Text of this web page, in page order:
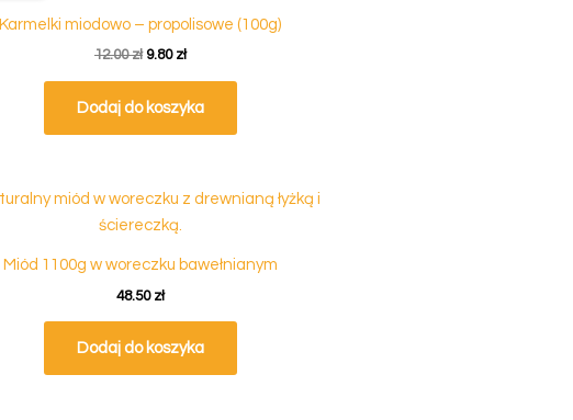
Karmelki miodowo – propolisowe (100g)
12.00zł 9.80 zł
Dodaj do koszyka
Miód 1100g w woreczku bawełnianym
48.50 zł
Dodaj do koszyka